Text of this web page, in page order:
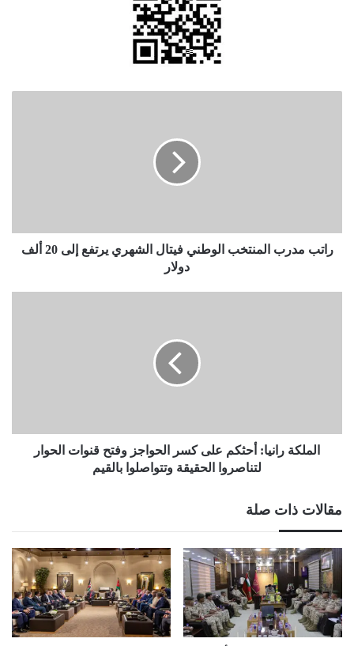
20
ألف
راتب مدرب المنتخب الوطني فيتال الشهري يرتفع إلى 20 ألف
دولار
الحوار
لتناصرواالملكة رانيا: أحثكم على كسر الحواجز وفتح قنوات الحوار
لتناصروا الحقيقة وتتواصلوا بالقيم
مقالات ذات صلة